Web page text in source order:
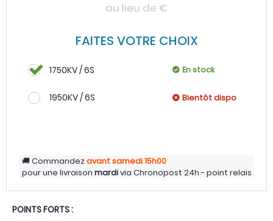
au lieu de €
FAITES VOTRE CHOIX
1750KV / 6S En stock
1950KV / 6S Bientôt dispo
Commandezavant samedi15h00
pour une livraison mardivia Chronopost 24h - point relais
POINTS FORTS :